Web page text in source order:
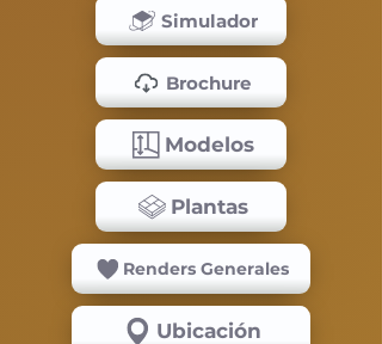
Simulador
Brochure
Modelos
Plantas
Renders Generales
Ubicación